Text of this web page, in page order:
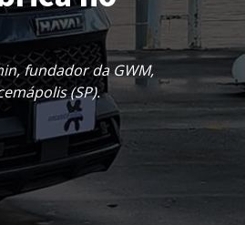
fundador da GWM,
(SP).